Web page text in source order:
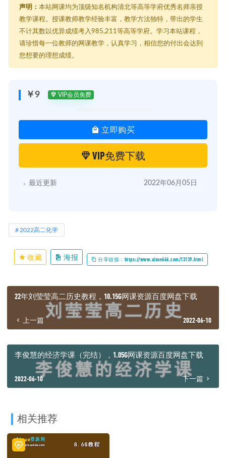
│ ├─ 1.学习规划课_ev.mp4
│ ├─ 3.头碰头与肩并肩_ev.mp4
│ ├─ 5.有机魔方(1).mp4
│ ├─ 6.来自远古的馈赠.mp4
│ ├─ 7.凯库勒之梦.mp4
│ ├─ 理科资料包
│ │ ├─ 高一化学大招资料
│ │ └─ 高一生物大招资料
│ ├─ 精品课
│ │ ├─ 1.mp4
│ │ ├─ 2.mp4
│ │ ├─ 4.mp4
│ │ ├─ 8.mp4
│ │ └─ 9.mp4
│ ├─ 《学霸炼成》学习方法
│ └─ 化学寒季复习音频
├─ 02.【视频】原子结构（下）谨_ev.mp4
├─ 03.【直播】分子的结构与性质（上)谨_ev.mp4
├─ 04.【视频】分子的结构与性质（下)谨_ev.mp4
├─ 05.【直播】晶体常识与分子晶体（上）谨_ev.mp4
└─ 06.【视频】晶体常识与分子晶体（下）谨_ev.mp4
声明： 本站网课均为顶级知名机构清北等高等学府优秀名师亲授
教学课程。授课教师教学经验丰富，教学方法独特，带出的学生
不计其数以优异成绩考入985,211等高等学府。学习本站课程，
请珍惜每一位教师的网课教学，认真学习，相信您的付出会达到
您想要的理想成绩。
￥9 VIP会员免费
立即购买
VIP免费下载
最近更新 2022年06月05日
2022高二化学
收藏 海报 分享链接：https://www.aixue666.com/13139.html
22年刘莹莹高二历史教程，10.15G网课资源百度网盘下载
上一篇 2022-06-10
李俊慧的经济学课（完结），1.05G网课资源百度网盘下载
2022-06-10 下一篇
相关推荐